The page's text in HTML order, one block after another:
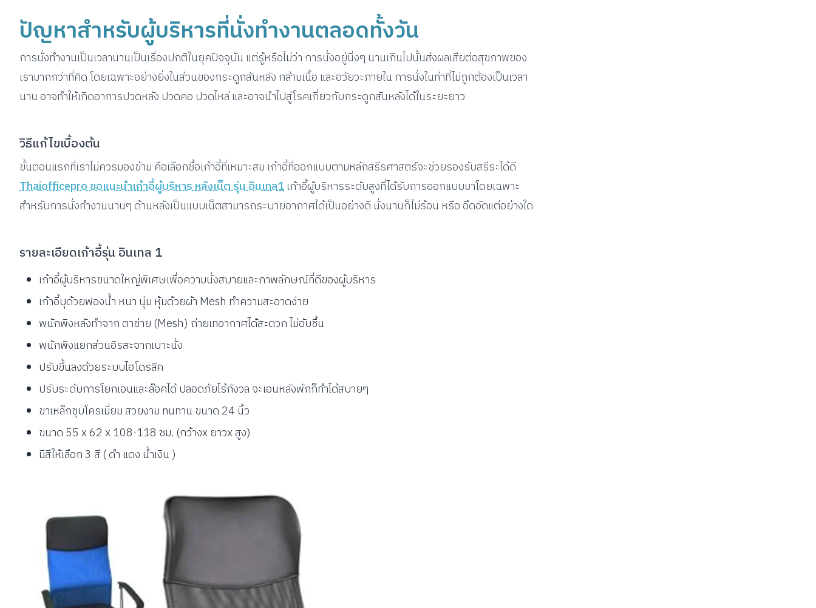
ปัญหาสำหรับผู้บริหารที่นั่งทำงานตลอดทั้งวัน
การนั่งทำงานเป็นเวลานานเป็นเรื่องปกติในยุคปัจจุบัน แต่รู้หรือไม่ว่า การนั่งอยู่นิ่งๆ นานเกินไปนั้นส่งผลเสียต่อสุขภาพของ
เรามากกว่าที่คิด โดยเฉพาะอย่างยิ่งในส่วนของกระดูกสันหลัง กล้ามเนื้อ และอวัยวะภายใน การนั่งในท่าที่ไม่ถูกต้องเป็นเวลา
นาน อาจทำให้เกิดอาการปวดหลัง ปวดคอ ปวดไหล่ และอาจนำไปสู่โรคเกี่ยวกับกระดูกสันหลังได้ในระยะยาว
วิธีแก้ไขเบื้องต้น
ขั้นตอนแรกที่เราไม่ควรมองข้าม คือเลือกซื้อเก้าอี้ที่เหมาะสม เก้าอี้ที่ออกแบบตามหลักสรีรศาสตร์จะช่วยรองรับสรีระได้ดี
Thaiofficepro ขอแนะนำเก้าอี้ผู้บริหาร หลังเน็ต รุ่น อินเทล1 เก้าอี้ผู้บริหารระดับสูงที่ได้รับการออกแบบมาโดยเฉพาะ
สำหรับการนั่งทำงานนานๆ ด้านหลังเป็นแบบเน็ตสามารถระบายอากาศได้เป็นอย่างดี นั่งนานก็ไม่ร้อน หรือ อึดอัดแต่อย่างใด
รายละเอียดเก้าอี้รุ่น อินเทล 1
เก้าอี้ผู้บริหารขนาดใหญ่พิเศษเพื่อความนั่งสบายและภาพลักษณ์ที่ดีของผู้บริหาร
เก้าอี้บุด้วยฟองน้ำ หนา นุ่ม หุ้มด้วยผ้า Mesh ทำความสะอาดง่าย
พนักพิงหลังทำจาก ตาข่าย (Mesh) ถ่ายเทอากาศได้สะดวก ไม่อับชื้น
พนักพิงแยกส่วนอิรสะจากเบาะนั่ง
ปรับขึ้นลงด้วยระบบไฮโดรลิค
ปรับระดับการโยกเอนและล๊อคได้ ปลอดภัยไร้กังวล จะเอนหลังพักก็ทำได้สบายๆ
ขาเหล็กชุบโครเมี่ยม สวยงาม ทนทาน ขนาด 24 นิ้ว
ขนาด 55 x 62 x 108-118 ซม. (กว้างx ยาวx สูง)
มีสีให้เลือก 3 สี ( ดำ แดง น้ำเงิน )